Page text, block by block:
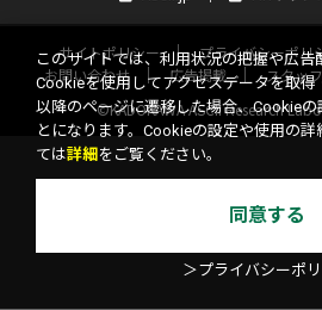
サイトポリシー プライバシーポリ
お問い合わせ
広告掲載 スタッ
©KADOKAWA ASCII Research
このサイトでは、利用状況の把握や広告
Cookieを使用してアクセスデータを取
以降のページに遷移した場合、Cookie
とになります。Cookieの設定や使用の
ては詳細 をご覧ください。
同意する
＞プライバシーポ